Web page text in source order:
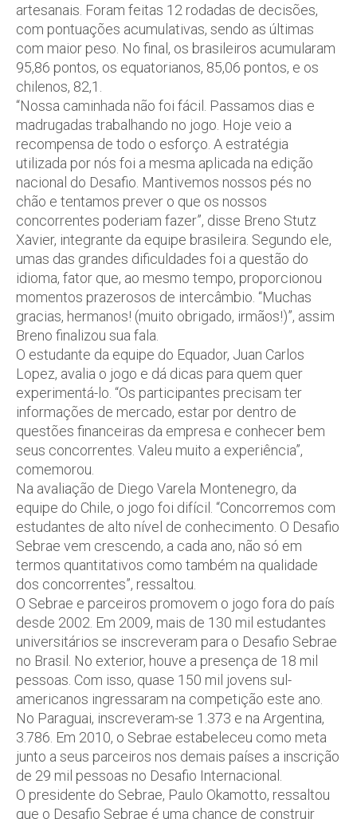
artesanais. Foram feitas 12 rodadas de decisões,
com pontuações acumulativas, sendo as últimas
com maior peso. No final, os brasileiros acumularam
95,86 pontos, os equatorianos, 85,06 pontos, e os
chilenos, 82,1.
“Nossa caminhada não foi fácil. Passamos dias e
madrugadas trabalhando no jogo. Hoje veio a
recompensa de todo o esforço. A estratégia
utilizada por nós foi a mesma aplicada na edição
nacional do Desafio. Mantivemos nossos pés no
chão e tentamos prever o que os nossos
concorrentes poderiam fazer”, disse Breno Stutz
Xavier, integrante da equipe brasileira. Segundo ele,
umas das grandes dificuldades foi a questão do
idioma, fator que, ao mesmo tempo, proporcionou
momentos prazerosos de intercâmbio. “Muchas
gracias, hermanos! (muito obrigado, irmãos!)”, assim
Breno finalizou sua fala.
O estudante da equipe do Equador, Juan Carlos
Lopez, avalia o jogo e dá dicas para quem quer
experimentá-lo. “Os participantes precisam ter
informações de mercado, estar por dentro de
questões financeiras da empresa e conhecer bem
seus concorrentes. Valeu muito a experiência”,
comemorou.
Na avaliação de Diego Varela Montenegro, da
equipe do Chile, o jogo foi difícil. “Concorremos com
estudantes de alto nível de conhecimento. O Desafio
Sebrae vem crescendo, a cada ano, não só em
termos quantitativos como também na qualidade
dos concorrentes”, ressaltou.
O Sebrae e parceiros promovem o jogo fora do país
desde 2002. Em 2009, mais de 130 mil estudantes
universitários se inscreveram para o Desafio Sebrae
no Brasil. No exterior, houve a presença de 18 mil
pessoas. Com isso, quase 150 mil jovens sul-
americanos ingressaram na competição este ano.
No Paraguai, inscreveram-se 1.373 e na Argentina,
3.786. Em 2010, o Sebrae estabeleceu como meta
junto a seus parceiros nos demais países a inscrição
de 29 mil pessoas no Desafio Internacional.
O presidente do Sebrae, Paulo Okamotto, ressaltou
que o Desafio Sebrae é uma chance de construir